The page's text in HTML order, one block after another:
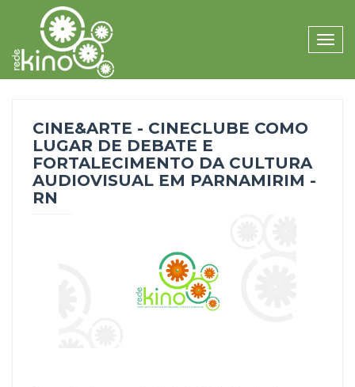
Toggle
CINE&ARTE - CINECLUBE COMO
LUGAR DE DEBATE E
FORTALECIMENTO DA CULTURA
AUDIOVISUAL EM PARNAMIRIM -
RN